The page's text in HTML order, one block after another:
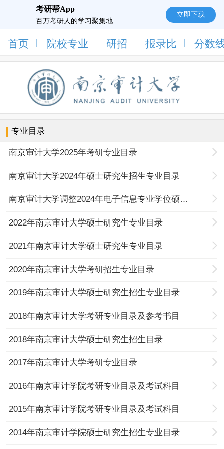
考研帮App
百万考研人的学习聚集地
立即下载
首页 院校专业 研招 报录比 分数
专业目录
南京审计大学2025年考研专业目录
南京审计大学2024年硕士研究生招生专业目录
南京审计大学调整2024年电子信息专业学位硕士研究生专业目录
2022年南京审计大学硕士研究生专业目录
2021年南京审计大学硕士研究生专业目录
2020年南京审计大学考研招生专业目录
2019年南京审计大学硕士研究生招生专业目录
2018年南京审计大学考研专业目录及参考书目
2018年南京审计大学硕士研究生招生目录
2017年南京审计大学考研专业目录
2016年南京审计学院考研专业目录及考试科目
2015年南京审计学院考研专业目录及考试科目
2014年南京审计学院硕士研究生招生专业目录